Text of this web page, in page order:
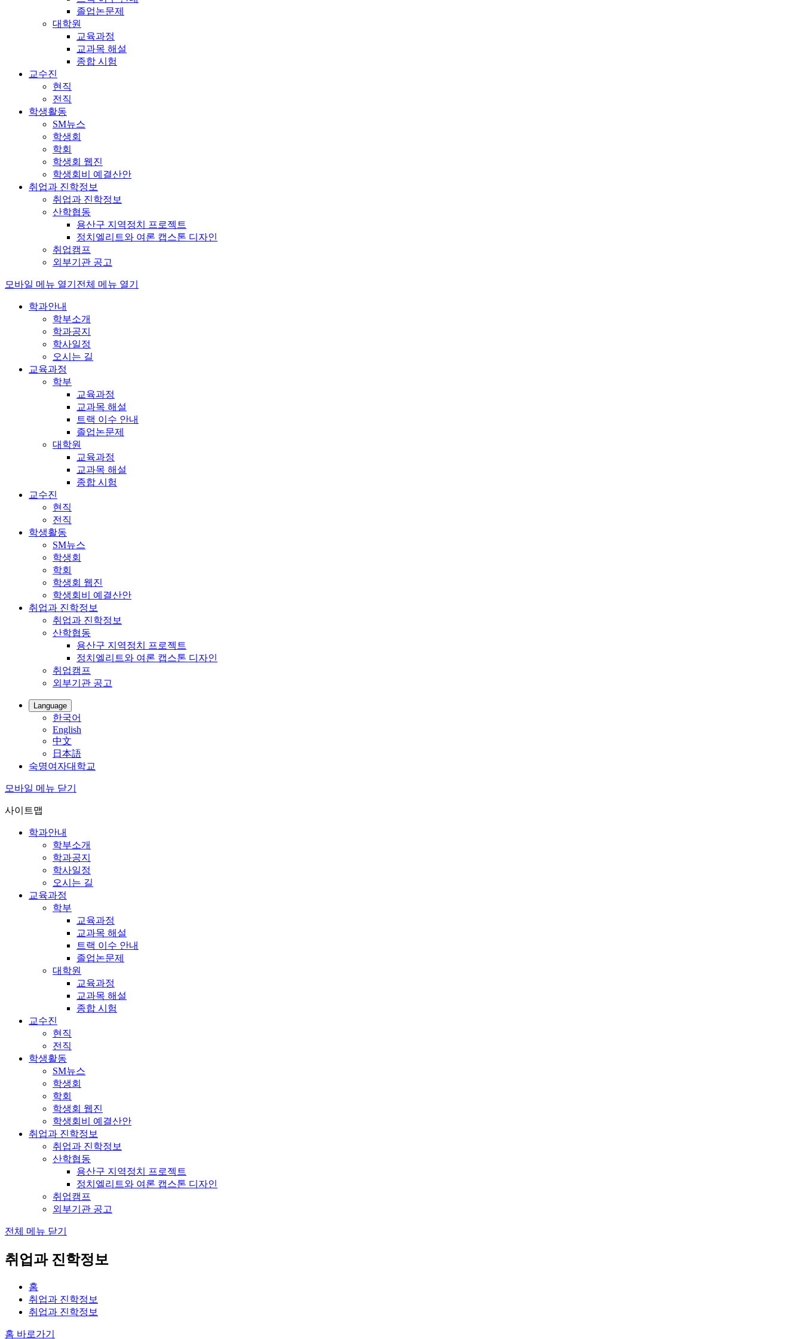
졸업논문제
대학원
교육과정
교과목 해설
종합 시험
교수진
현직
전직
학생활동
SM뉴스
학생회
학회
학생회 웹진
학생회비 예결산안
취업과 진학정보
취업과 진학정보
산학협동
용산구 지역정치 프로젝트
정치엘리트와 여론 캡스톤 디자인
취업캠프
외부기관 공고
모바일 메뉴 열기 전체 메뉴 열기
학과안내
학부소개
학과공지
학사일정
오시는 길
교육과정
학부
교육과정
교과목 해설
트랙 이수 안내
졸업논문제
대학원
교육과정
교과목 해설
종합 시험
교수진
현직
전직
학생활동
SM뉴스
학생회
학회
학생회 웹진
학생회비 예결산안
취업과 진학정보
취업과 진학정보
산학협동
용산구 지역정치 프로젝트
정치엘리트와 여론 캡스톤 디자인
취업캠프
외부기관 공고
Language
한국어
English
中文
日本語
숙명여자대학교
모바일 메뉴 닫기
사이트맵
학과안내
학부소개
학과공지
학사일정
오시는 길
교육과정
학부
교육과정
교과목 해설
트랙 이수 안내
졸업논문제
대학원
교육과정
교과목 해설
종합 시험
교수진
현직
전직
학생활동
SM뉴스
학생회
학회
학생회 웹진
학생회비 예결산안
취업과 진학정보
취업과 진학정보
산학협동
용산구 지역정치 프로젝트
정치엘리트와 여론 캡스톤 디자인
취업캠프
외부기관 공고
전체 메뉴 닫기
취업과 진학정보
홈
취업과 진학정보
취업과 진학정보
홈 바로가기